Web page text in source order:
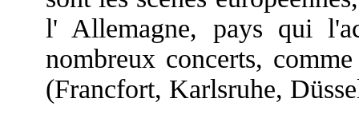
l' Allemagne, pays qui
nombreux concerts,
(Francfort, Karlsruhe,